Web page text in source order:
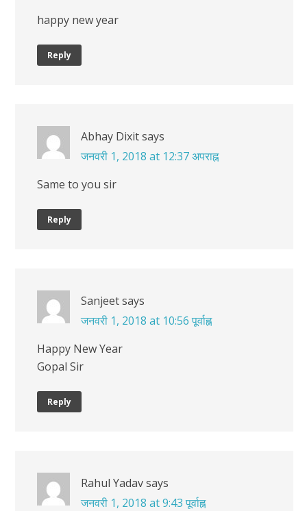
happy new year
Reply
Abhay Dixitsays
जनवरी 1, 2018 at 12:37 अपराह्न
Same to you sir
Reply
Sanjeetsays
जनवरी 1, 2018 at 10:56 पूर्वाह्न
Happy New Year
Gopal Sir
Reply
Rahul Yadavsays
जनवरी 1, 2018 at 9:43 पूर्वाह्न